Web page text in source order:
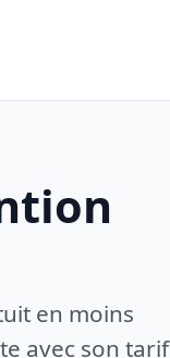
en moins
avec son tarif